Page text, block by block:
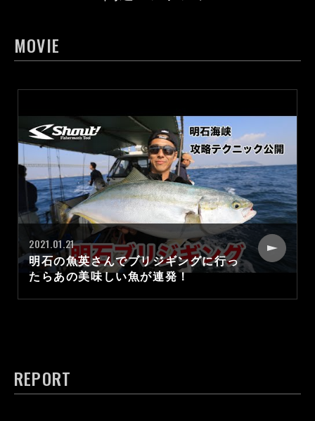
MOVIE
2021.01.21
明石の魚英さんでブリジギングに行っ
たらあの美味しい魚が連発！
REPORT